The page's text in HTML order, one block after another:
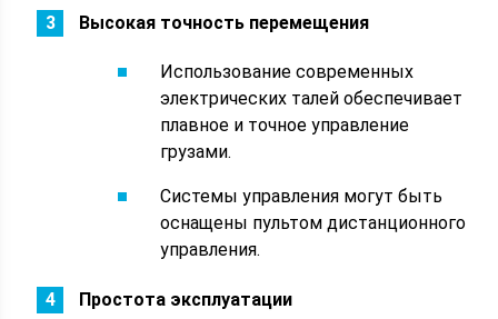
Высокая точность перемещения
Использование современных
электрических талей обеспечивает
плавное и точное управление
грузами.
Системы управления могут быть
оснащены пультом дистанционного
управления.
Простота эксплуатации